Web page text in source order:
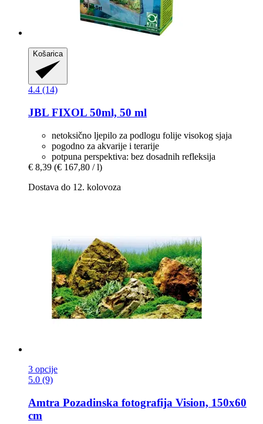
Košarica
4.4 (14)
JBL FIXOL 50ml, 50 ml
netoksično ljepilo za podlogu folije visokog sjaja
pogodno za akvarije i terarije
potpuna perspektiva: bez dosadnih refleksija
€ 8,39 (€ 167,80 / l)
Dostava do 12. kolovoza
3 opcije
5.0 (9)
Amtra Pozadinska fotografija Vision, 150x60
cm